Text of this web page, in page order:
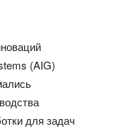
(AIG)
для задач